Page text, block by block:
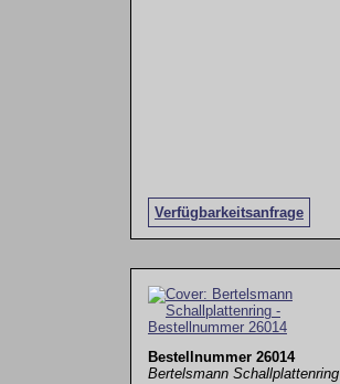
Verfügbarkeitsanfrage
Bestellnummer 26014
Bertelsmann Schallplattenring